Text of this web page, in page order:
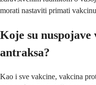
morati nastaviti primati
Koje su
antraksa?
Kao i sve vakcine, vakcina